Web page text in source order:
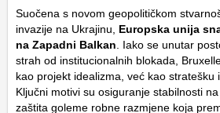
Suočena s novom geopolitičkom
invazije na Ukrajinu, Europska unija
na Zapadni Balkan . Iako se unutar
strah od institucionalnih blokada,
kao projekt idealizma, već kao stratešku
Ključni motivi su osiguranje stabilnosti
zaštita goleme robne razmjene koja